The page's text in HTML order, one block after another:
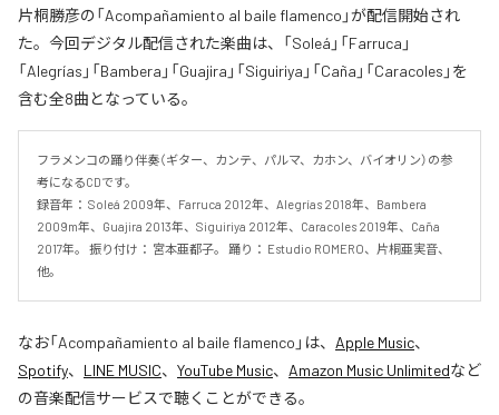
片桐勝彦の「Acompañamiento al baile flamenco」が配信開始され
た。今回デジタル配信された楽曲は、「Soleá」「Farruca」
「Alegrías」「Bambera」「Guajira」「Siguiriya」「Caña」「Caracoles」を
含む全8曲となっている。
フラメンコの踊り伴奏（ギター、カンテ、パルマ、カホン、バイオリン）の参
考になるCDです。
録音年： Soleá 2009年、Farruca 2012年、Alegrías 2018年、Bambera
2009m年、Guajira 2013年、Siguiriya 2012年、Caracoles 2019年、Caña
2017年。 振り付け： 宮本亜都子。 踊り： Estudio ROMERO、片桐亜実音、
他。
なお「Acompañamiento al baile flamenco 」は、 Apple Music、
Spotify、 LINE MUSIC、 YouTube Music、 Amazon Music Unlimitedなど
の音楽配信サービスで聴くことができる。